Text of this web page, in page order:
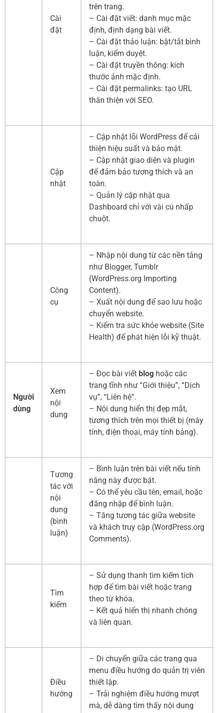
Cài
đặt
trên trang.
– Cài đặt viết: danh mục mặc
định, định dạng bài viết.
– Cài đặt thảo luận: bật/tắt bình
luận, kiểm duyệt.
– Cài đặt truyền thông: kích
thước ảnh mặc định.
– Cài đặt permalinks: tạo URL
thân thiện với SEO.
Cập
nhật
– Cập nhật lõi WordPress để cải
thiện hiệu suất và bảo mật.
– Cập nhật giao diện và plugin
để đảm bảo tương thích và an
toàn.
– Quản lý cập nhật qua
Dashboard chỉ với vài cú nhấp
chuột.
Công
cụ
– Nhập nội dung từ các nền tảng
như Blogger, Tumblr
(WordPress.org Importing
Content).
– Xuất nội dung để sao lưu hoặc
chuyển website.
– Kiểm tra sức khỏe website (Site
Health) để phát hiện lỗi kỹ thuật.
Người
dùng
Xem
nội
dung
– Đọc bài viết blog hoặc các
trang tĩnh như “Giới thiệu”, “Dịch
vụ”, “Liên hệ”.
– Nội dung hiển thị đẹp mắt,
tương thích trên mọi thiết bị (máy
tính, điện thoại, máy tính bảng).
Tương
tác với
nội
dung
(bình
luận)
– Bình luận trên bài viết nếu tính
năng này được bật.
– Có thể yêu cầu tên, email, hoặc
đăng nhập để bình luận.
– Tăng tương tác giữa website
và khách truy cập (WordPress.org
Comments).
Tìm
kiếm
– Sử dụng thanh tìm kiếm tích
hợp để tìm bài viết hoặc trang
theo từ khóa.
– Kết quả hiển thị nhanh chóng
và liên quan.
Điều
hướng
– Di chuyển giữa các trang qua
menu điều hướng do quản trị viên
thiết lập.
– Trải nghiệm điều hướng mượt
mà, dễ dàng tìm thấy nội dung